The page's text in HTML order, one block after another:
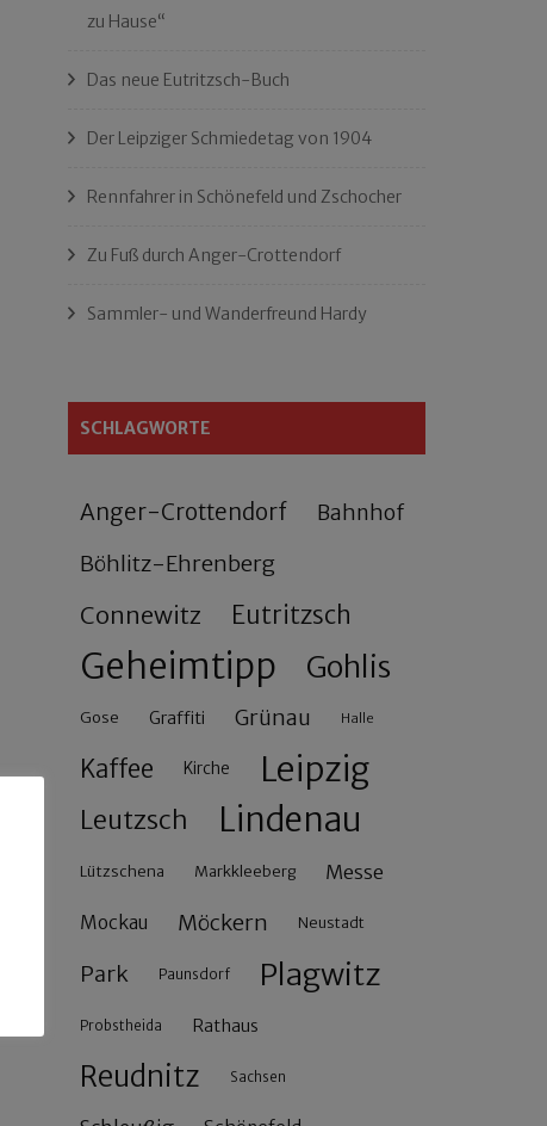
zu Hause“
Das neue Eutritzsch-Buch
Der Leipziger Schmiedetag von 1904
Rennfahrer in Schönefeld und Zschocher
Zu Fuß durch Anger-Crottendorf
Sammler- und Wanderfreund Hardy
SCHLAGWORTE
Anger-Crottendorf Bahnhof
Böhlitz-Ehrenberg
Connewitz Eutritzsch
Geheimtipp Gohlis
Gose Graffiti Grünau Halle
Kaffee Kirche Leipzig
Leutzsch Lindenau
Lützschena Markkleeberg Messe
Mockau Möckern Neustadt
Park Paunsdorf Plagwitz
Probstheida Rathaus
Reudnitz Sachsen